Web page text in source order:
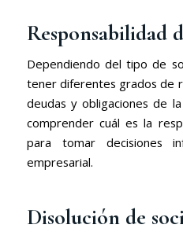
Responsabilidad
Dependiendo del tipo de
tener diferentes grados de
deudas y obligaciones de
comprender cuál es la
para tomar decisiones
empresarial.
Disolución de